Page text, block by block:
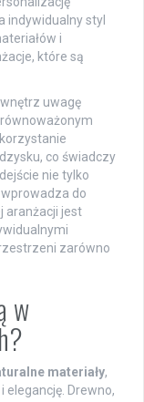
indywidualny styl
i
które są
uwagę
co świadczy
nie tylko
do
aranżacji jest
zarówno
w
materiały,
elegancję. Drewno,